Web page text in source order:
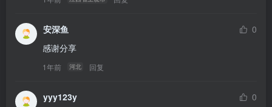
安深鱼
0
感谢分享
1年前 河北 回复
yyy123y
0